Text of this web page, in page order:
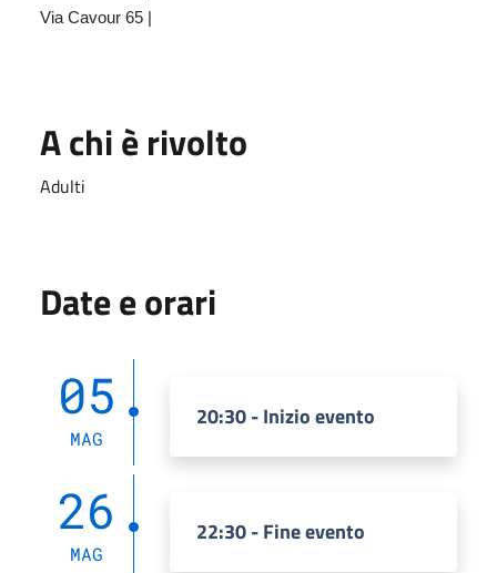
Via Cavour 65 |
A chi è rivolto
Adulti
Date e orari
05
MAG
20:30 - Inizio evento
26
MAG
22:30 - Fine evento